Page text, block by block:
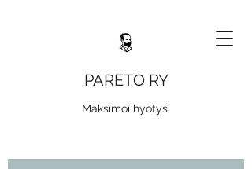
PARETO RY
Maksimoi hyötysi